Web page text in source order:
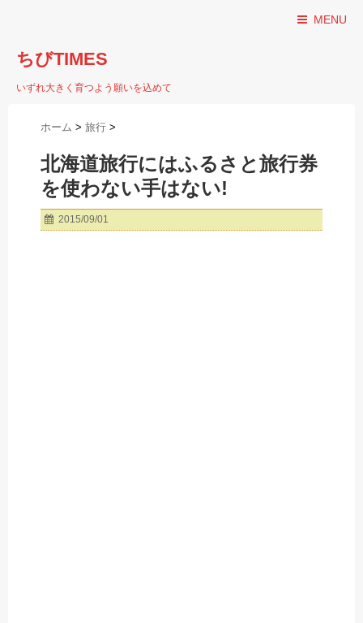
MENU
ちびTIMES
いずれ大きく育つよう願いを込めて
ホーム > 旅行 >
北海道旅行にはふるさと旅行券
を使わない手はない!
2015/09/01